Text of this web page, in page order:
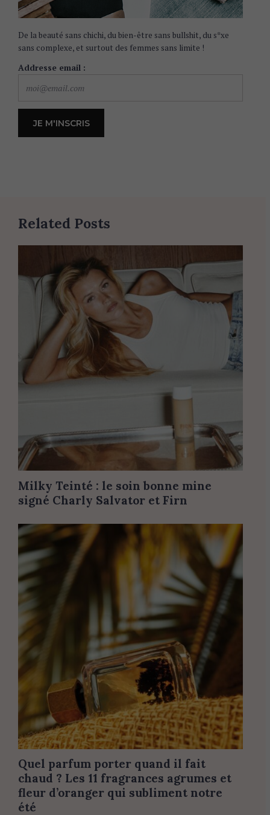
De la beauté sans chichi, du bien-être sans bullshit, du s*xe
sans complexe, et surtout des femmes sans limite !
Addresse email :
Related Posts
Milky Teinté : le soin bonne mine
signé Charly Salvator et Firn
Quel parfum porter quand il fait
chaud ? Les 11 fragrances agrumes et
fleur d’oranger qui subliment notre
été